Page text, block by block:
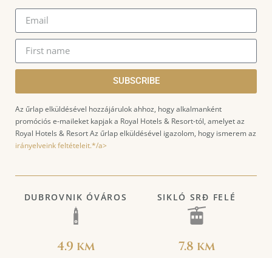
SUBSCRIBE
Az űrlap elküldésével hozzájárulok ahhoz, hogy alkalmanként
promóciós e-maileket kapjak a Royal Hotels & Resort-tól, amelyet az
Royal Hotels & Resort Az űrlap elküldésével igazolom, hogy ismerem az
irányelveink feltételeit.*/a>
DUBROVNIK ÓVÁROS
4.9 km
SIKLÓ SRĐ FELÉ
7.8 km